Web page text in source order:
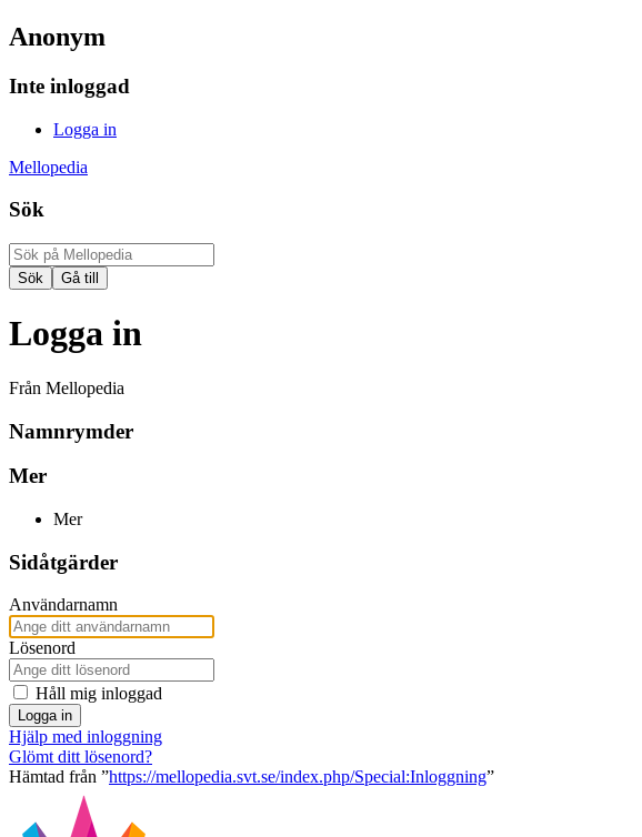
Anonym
Inte inloggad
Logga in
Mellopedia
Sök
Logga in
Från Mellopedia
Namnrymder
Mer
Mer
Sidåtgärder
Användarnamn
Lösenord
Håll mig inloggad
Logga in
Hjälp med inloggning
Glömt ditt lösenord?
Hämtad från ”https://mellopedia.svt.se/index.php/Special:Inloggning”